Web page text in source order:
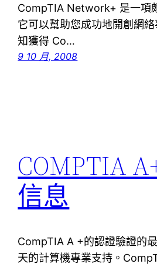
CompTIA Network+ 是一項
它可以幫助您成功地開創網
知獲得 Co…
9 10 月, 2008
COMPTIA
信息
CompTIA A +的認證驗證的
天的計算機專業支持。